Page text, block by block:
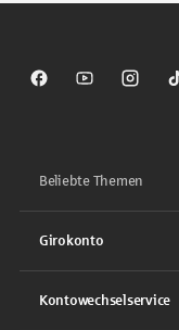
Sparkasse aufSparkasse auf
Beliebte Themen
Girokonto
Kontowechselservice